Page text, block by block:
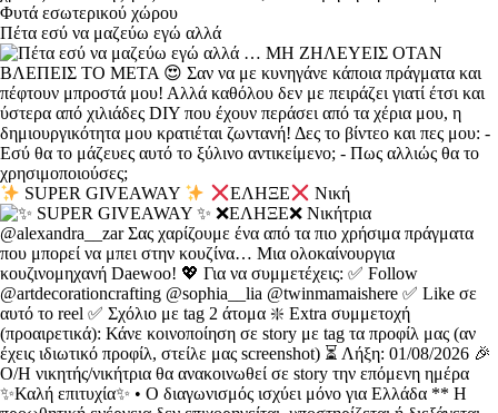
Πέτα εσύ να μαζεύω εγώ αλλά
SUPER GIVEAWAY ΕΛΗΞΕ Νική